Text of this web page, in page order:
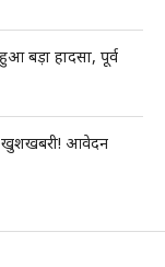
बड़ा हादसा, पूर्व
खुशखबरी! आवेदन